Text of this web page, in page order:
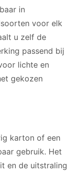
in
voor elk
u zelf de
passend bij
lichte en
gekozen
karton of een
gebruik. Het
en de uitstraling